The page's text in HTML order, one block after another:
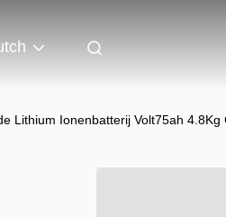
Lithium Ionenbatterij Volt75ah 4.8Kg